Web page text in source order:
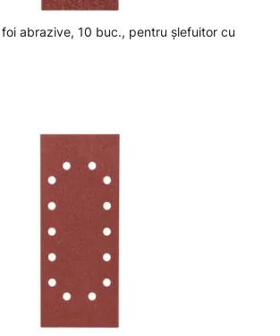
abrazive, 10 buc., pentru şlefuitor cu